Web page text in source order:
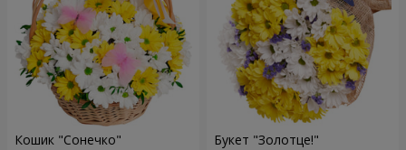
Кошик "Сонечко" Букет "Золотце!"